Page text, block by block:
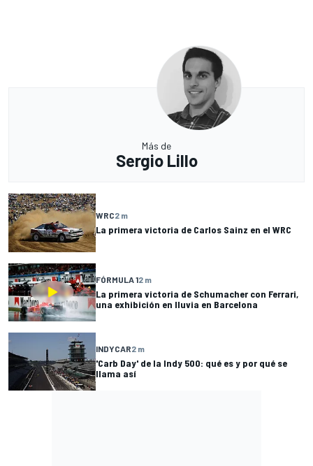
Más de
Sergio Lillo
WRC2 m
La primera victoria de Carlos Sainz en el WRC
FÓRMULA 12 m
La primera victoria de Schumacher con Ferrari,
una exhibición en lluvia en Barcelona
INDYCAR2 m
'Carb Day' de la Indy 500: qué es y por qué se
llama así